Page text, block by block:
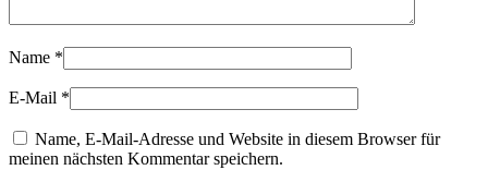
Name *
E-Mail *
Name, E-Mail-Adresse und Website in diesem Browser für
meinen nächsten Kommentar speichern.